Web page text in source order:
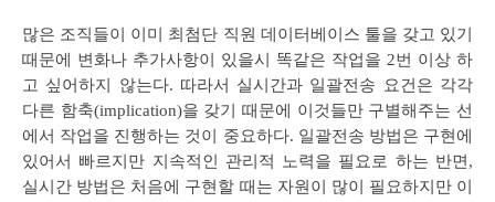
많은 조직들이 이미 최첨단 직원 데이터베이스 툴을 갖고 있기
때문에 변화나 추가사항이 있을시 똑같은 작업을 2번 이상 하
고 싶어하지 않는다. 따라서 실시간과 일괄전송 요건은 각각
다른 함축(implication)을 갖기 때문에 이것들만 구별해주는 선
에서 작업을 진행하는 것이 중요하다. 일괄전송 방법은 구현에
있어서 빠르지만 지속적인 관리적 노력을 필요로 하는 반면,
실시간 방법은 처음에 구현할 때는 자원이 많이 필요하지만 이